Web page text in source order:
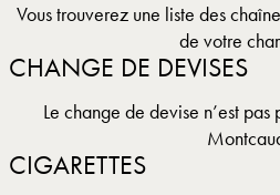
Vous trouverez une liste des
de votre
CHANGE DE DEVISES
Le change de devise n’est
CIGARETTES